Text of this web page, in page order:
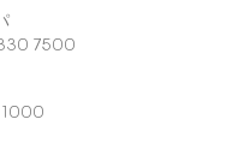
7500
1000